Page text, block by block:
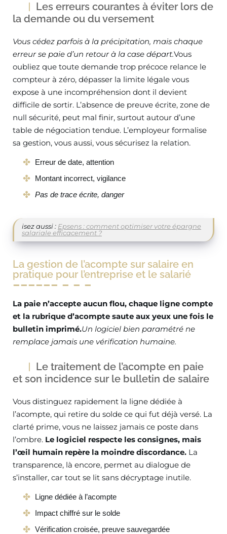
Les erreurs courantes à éviter lors de
la demande ou du versement
Vous cédez parfois à la précipitation, mais chaque
erreur se paie d’un retour à la case départ.Vous
oubliez que toute demande trop précoce relance le
compteur à zéro, dépasser la limite légale vous
expose à une incompréhension dont il devient
difficile de sortir. L’absence de preuve écrite, zone de
null sécurité, peut mal finir, surtout autour d’une
table de négociation tendue. L’employeur formalise
sa gestion, vous aussi, vous sécurisez la relation.
Erreur de date, attention
Montant incorrect, vigilance
Pas de trace écrite, danger
isez aussi : Epsens : comment optimiser votre épargne
salariale efficacement ?
La gestion de l’acompte sur salaire en
pratique pour l’entreprise et le salarié
La paie n’accepte aucun flou, chaque ligne compte
et la rubrique d’acompte saute aux yeux une fois le
bulletin imprimé.Un logiciel bien paramétré ne
remplace jamais une vérification humaine.
Le traitement de l’acompte en paie
et son incidence sur le bulletin de salaire
Vous distinguez rapidement la ligne dédiée à
l’acompte, qui retire du solde ce qui fut déjà versé. La
clarté prime, vous ne laissez jamais ce poste dans
l’ombre. Le logiciel respecte les consignes, mais
l’œil humain repère la moindre discordance. La
transparence, là encore, permet au dialogue de
s’installer, car tout se lit sans décryptage inutile.
Ligne dédiée à l’acompte
Impact chiffré sur le solde
Vérification croisée, preuve sauvegardée